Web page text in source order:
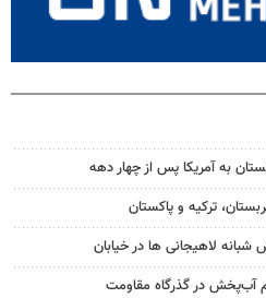
به آمریکا پس از چهار دهه
ترکیه و پاکستان
لاهیجانی ها در خیابان